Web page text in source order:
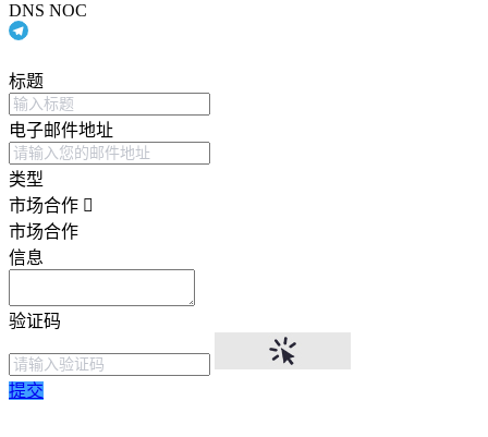
DNS NOC
标题
电子邮件地址
类型
市场合作
市场合作
信息
验证码
提交